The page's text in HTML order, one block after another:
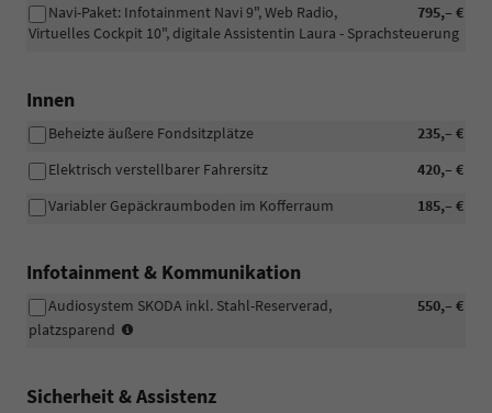
795,– €
Navi-Paket: Infotainment Navi 9", Web Radio,
Virtuelles Cockpit 10", digitale Assistentin Laura - Sprachsteuerung
Innen
235,– €
Beheizte äußere Fondsitzplätze
420,– €
Elektrisch verstellbarer Fahrersitz
185,– €
Variabler Gepäckraumboden im Kofferraum
Infotainment & Kommunikation
550,– €
Audiosystem SKODA inkl. Stahl-Reserverad,
platzsparend
Navigationssystem)
Sicherheit & Assistenz